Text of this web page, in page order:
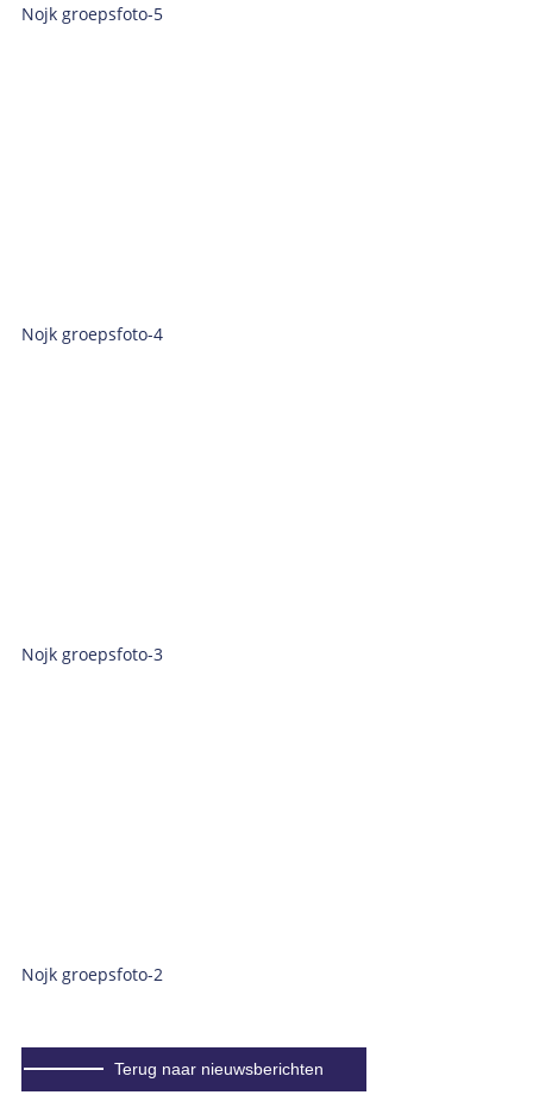
Nojk groepsfoto-5
Nojk groepsfoto-4
Nojk groepsfoto-3
Nojk groepsfoto-2
Terug naar nieuwsberichten